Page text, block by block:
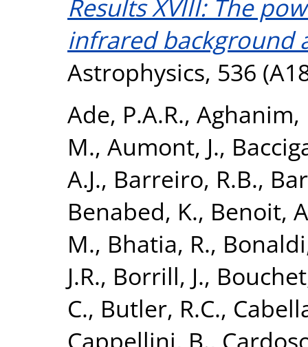
Results XVIII: The
infrared background
Astrophysics, 536
Ade, P.A.R., Aghanim,
M., Aumont, J.,
A.J., Barreiro, R.B.,
Benabed, K., Benoit,
M., Bhatia, R.,
J.R., Borrill, J.,
C., Butler, R.C.,
Cappellini, B.,